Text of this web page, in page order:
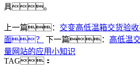
具。
上一篇： 交变高低温箱交货验
面？
下一篇： 高低温
量网站的应用小知识
TAG：